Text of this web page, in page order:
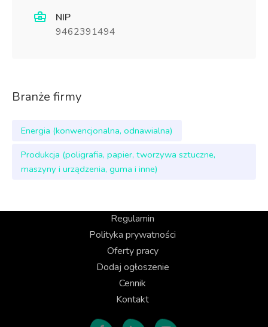
NIP
9462391494
Branże firmy
Energia (konwencjonalna, odnawialna)
Produkcja (poligrafia, papier, tworzywa sztuczne,
maszyny i urządzenia, guma i inne)
Regulamin
Polityka prywatności
Oferty pracy
Dodaj ogłoszenie
Cennik
Kontakt